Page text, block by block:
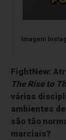
Imagem
FightNew:
The Rise to
várias
ambientes
são tão
marciais?